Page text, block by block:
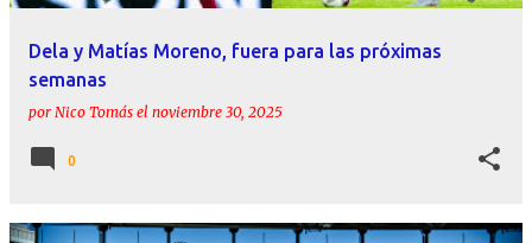
Dela y Matías Moreno, fuera para las próximas
semanas
por Nico Tomás el noviembre 30, 2025
0